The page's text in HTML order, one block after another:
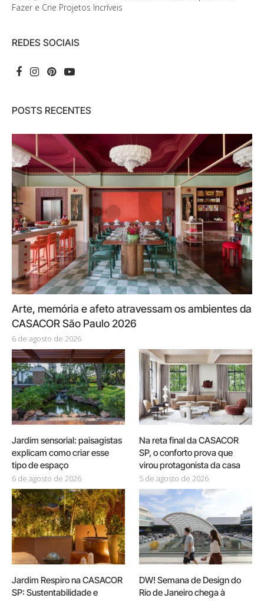
Fazer e Crie Projetos Incríveis
REDES SOCIAIS
POSTS RECENTES
Arte, memória e afeto atravessam os ambientes da
CASACOR São Paulo 2026
6 de agosto de 2026
Jardim sensorial: paisagistas
explicam como criar esse
tipo de espaço
6 de agosto de 2026
Na reta final da CASACOR
SP, o conforto prova que
virou protagonista da casa
5 de agosto de 2026
Jardim Respiro na CASACOR
SP: Sustentabilidade e
DW! Semana de Design do
Rio de Janeiro chega à